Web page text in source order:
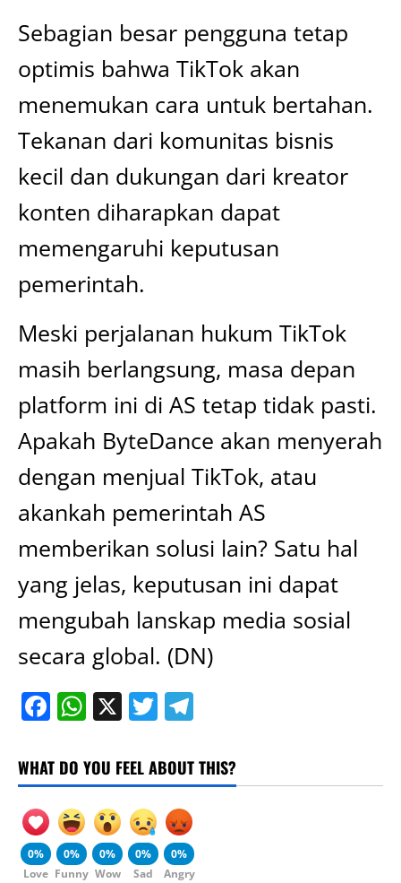
Sebagian besar pengguna tetap
optimis bahwa TikTok akan
menemukan cara untuk bertahan.
Tekanan dari komunitas bisnis
kecil dan dukungan dari kreator
konten diharapkan dapat
memengaruhi keputusan
pemerintah.
Meski perjalanan hukum TikTok
masih berlangsung, masa depan
platform ini di AS tetap tidak pasti.
Apakah ByteDance akan menyerah
dengan menjual TikTok, atau
akankah pemerintah AS
memberikan solusi lain? Satu hal
yang jelas, keputusan ini dapat
mengubah lanskap media sosial
secara global. (DN)
Facebook
WhatsApp
X Twitter
WHAT DO YOU FEEL ABOUT THIS?
0%
Love
0%
Funny
0%
Wow
0%
Sad
0%
Angry